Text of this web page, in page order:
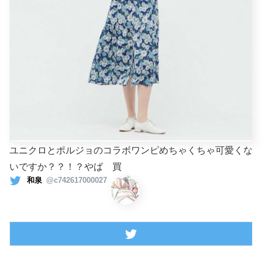
ユニクロとポルジョのコラボワンピめちゃくちゃ可愛くな
いですか？？！？やば 買
和泉 @c742617000027